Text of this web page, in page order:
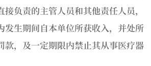
负责的主管人员和其他责任人员，
发生期间自本单位所获收入，并处所
款，及一定期限内禁止其从事医疗器